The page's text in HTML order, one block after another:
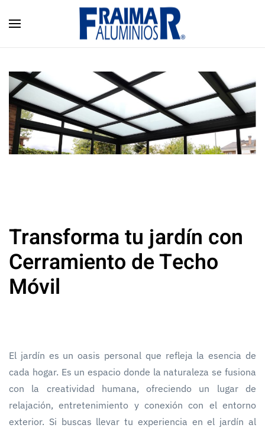
Skip to main content
Transforma tu jardín con
Cerramiento de Techo
Móvil
El jardín es un oasis personal que refleja la esencia de
cada hogar. Es un espacio donde la naturaleza se fusiona
con la creatividad humana, ofreciendo un lugar de
relajación, entretenimiento y conexión con el entorno
exterior. Si buscas llevar tu experiencia en el jardín al